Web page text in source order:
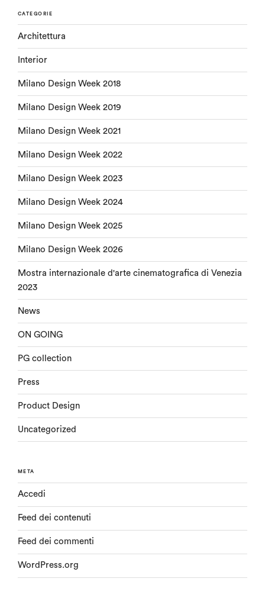
CATEGORIE
Architettura
Interior
Milano Design Week 2018
Milano Design Week 2019
Milano Design Week 2021
Milano Design Week 2022
Milano Design Week 2023
Milano Design Week 2024
Milano Design Week 2025
Milano Design Week 2026
Mostra internazionale d'arte cinematografica di Venezia
2023
News
ON GOING
PG collection
Press
Product Design
Uncategorized
META
Accedi
Feed dei contenuti
Feed dei commenti
WordPress.org